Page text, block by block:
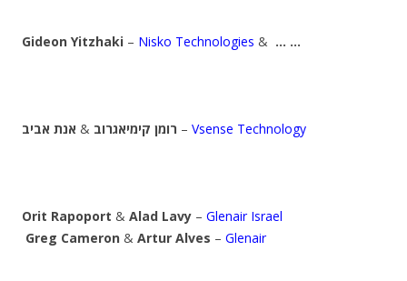
Gideon Yitzhaki – Nisko Technologies & … …
רומן קימיאגרוב & אנת אביב – Vsense Technology
Orit Rapoport & Alad Lavy – Glenair Israel
Greg Cameron & Artur Alves – Glenair